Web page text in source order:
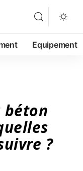
Equipement
béton
?